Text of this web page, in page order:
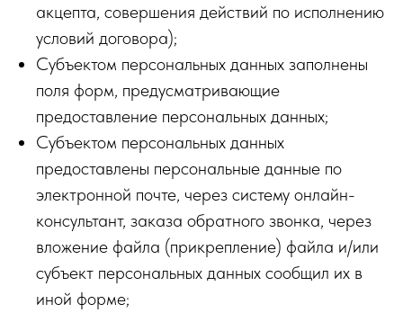
акцепта, совершения действий по исполнению
условий договора);
Субъектом персональных данных заполнены
поля форм, предусматривающие
предоставление персональных данных;
Субъектом персональных данных
предоставлены персональные данные по
электронной почте, через систему онлайн-
консультант, заказа обратного звонка, через
вложение файла (прикрепление) файла и/или
субъект персональных данных сообщил их в
иной форме;